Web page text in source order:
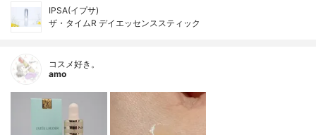
IPSA(イプサ)
ザ・タイムR デイエッセンススティック
コスメ好き。
amo